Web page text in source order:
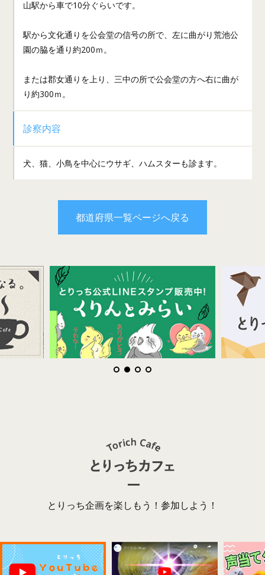
山駅から車で10分ぐらいです。
駅から文化通りを公会堂の信号の所で、左に曲がり荒池公
園の脇を通り約200ｍ。
または郡女通りを上り、三中の所で公会堂の方へ右に曲が
り約300ｍ。
診察内容
犬、猫、小鳥を中心にウサギ、ハムスターも診ます。
都道府県一覧ページへ戻る
とりっち企画を楽しもう！参加しよう！